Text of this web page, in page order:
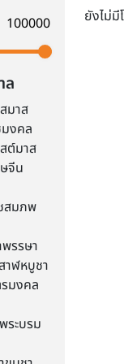
ล
มาส
งคล
ต์มาส
จีน
สมภพ
พรรษา
าฬหบูชา
มงคล
ระบรม
ยังไม่